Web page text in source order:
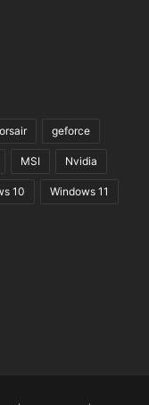
geforce
MSI Nvidia
10 Windows 11